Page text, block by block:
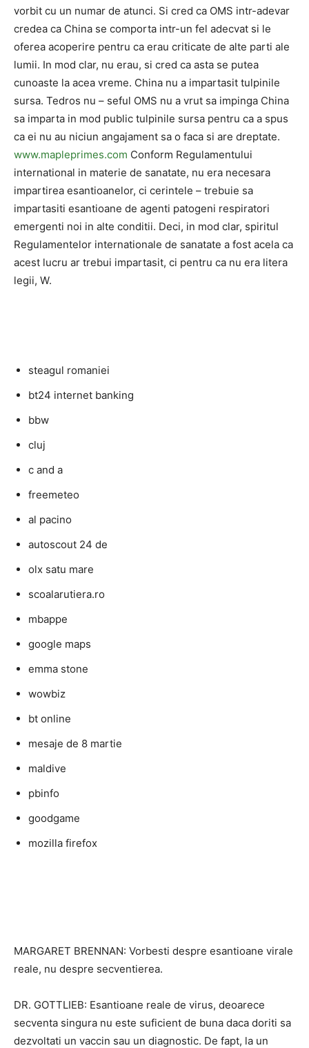
vorbit cu un numar de atunci. Si cred ca OMS intr-adevar
credea ca China se comporta intr-un fel adecvat si le
oferea acoperire pentru ca erau criticate de alte parti ale
lumii. In mod clar, nu erau, si cred ca asta se putea
cunoaste la acea vreme. China nu a impartasit tulpinile
sursa. Tedros nu – seful OMS nu a vrut sa impinga China
sa imparta in mod public tulpinile sursa pentru ca a spus
ca ei nu au niciun angajament sa o faca si are dreptate.
www.mapleprimes.com Conform Regulamentului
international in materie de sanatate, nu era necesara
impartirea esantioanelor, ci cerintele – trebuie sa
impartasiti esantioane de agenti patogeni respiratori
emergenti noi in alte conditii. Deci, in mod clar, spiritul
Regulamentelor internationale de sanatate a fost acela ca
acest lucru ar trebui impartasit, ci pentru ca nu era litera
legii, W.
steagul romaniei
bt24 internet banking
bbw
cluj
c and a
freemeteo
al pacino
autoscout 24 de
olx satu mare
scoalarutiera.ro
mbappe
google maps
emma stone
wowbiz
bt online
mesaje de 8 martie
maldive
pbinfo
goodgame
mozilla firefox
MARGARET BRENNAN: Vorbesti despre esantioane virale
reale, nu despre secventierea.
DR. GOTTLIEB: Esantioane reale de virus, deoarece
secventa singura nu este suficient de buna daca doriti sa
dezvoltati un vaccin sau un diagnostic. De fapt, la un